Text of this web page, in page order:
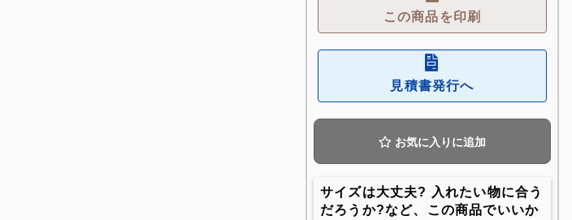
この商品を印刷
見積書発行へ
お気に入りに追加
サイズは大丈夫? 入れたい物に合う
だろうか?など、この商品でいいか